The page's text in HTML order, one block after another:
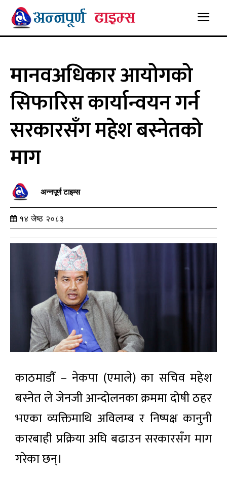
मानवअधिकार आयोगको
सिफारिस कार्यान्वयन गर्न
सरकारसँग महेश बस्नेतको
माग
अन्नपूर्ण टाइम्स
१४ जेष्ठ २०८३
काठमाडौं – नेकपा (एमाले) का सचिव महेश
बस्नेत ले जेनजी आन्दोलनका क्रममा दोषी ठहर
भएका व्यक्तिमाथि अविलम्ब र निष्पक्ष कानुनी
कारबाही प्रक्रिया अघि बढाउन सरकारसँग माग
गरेका छन्।